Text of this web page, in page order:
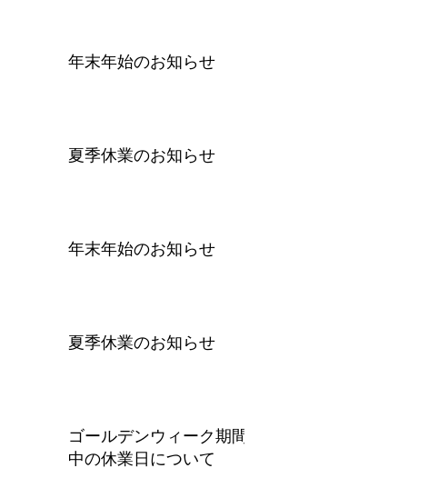
年末年始のお知らせ
夏季休業のお知らせ
年末年始のお知らせ
夏季休業のお知らせ
ゴールデンウィーク期間
中の休業日について